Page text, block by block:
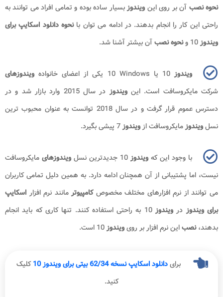
نحوه نصب آن بر روی این ویندوزبسیار ساده بوده و تمامی افراد می توانند به
راحتی این کار را انجام بدهند. در ادامه می توان بانحوه دانلود اسکایپ برای
ویندوز10 و نحوه نصبآن بیشتر آشنا شد.
ویندوز10 یا Windows 10 یکی از اعضای خانواده
ویندوزهای
شرکت مایکروسافت است. اینویندوز
در سال 2015 وارد بازار شد و در
دسترس عموم قرار گرفت و در سال 2018 توانست به عنوان محبوب ترین
نسلویندوزمایکروسافت ازویندوز7 پیشی بگیرد.
با وجود این که ویندوز10 جدیدترین نسل ویندوزهای مایکروسافت
نیست، اما پشتیبانی از آن همچنان ادامه دارد. به همین دلیل تمامی کاربران
می توانند از نرم افزارهای مختلف مخصوصکامپیوترمانند نرم افزار اسکایپ
برای ویندوز در ویندوز
10 به راحتی استفاده کنند. تنها کاری که باید انجام
بدهند،نصباین نرم افزار بر رویویندوز10 است.
برایدانلود اسکایپ نسخه 62/34 بیتی برای ویندوز 10
کلیک
کنید.